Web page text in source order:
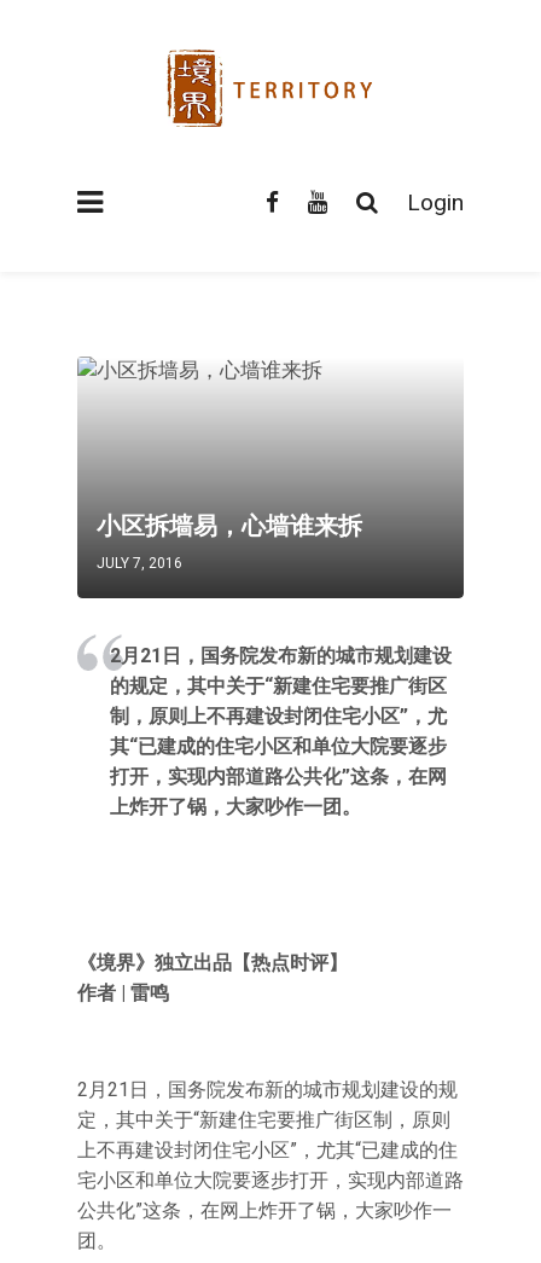
Login
小区拆墙易，心墙谁来拆
JULY 7, 2016
2月21日，国务院发布新的城市规划建设
的规定，其中关于“新建住宅要推广街区
制，原则上不再建设封闭住宅小区”，尤
其“已建成的住宅小区和单位大院要逐步
打开，实现内部道路公共化”这条，在网
上炸开了锅，大家吵作一团。
《境界》独立出品【热点时评】
作者 | 雷鸣
2月21日，国务院发布新的城市规划建设的规
定，其中关于“新建住宅要推广街区制，原则
上不再建设封闭住宅小区”，尤其“已建成的住
宅小区和单位大院要逐步打开，实现内部道路
公共化”这条，在网上炸开了锅，大家吵作一
团。